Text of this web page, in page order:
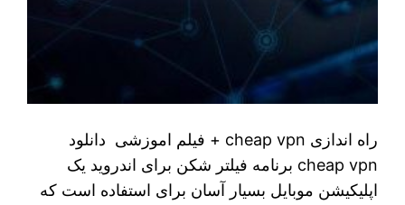
راه اندازی cheap vpn + فیلم اموزشی دانلود
cheap vpn برنامه فیلتر شکن برای اندروید یک
اپلیکیشن موبایل بسیار آسان برای استفاده است که